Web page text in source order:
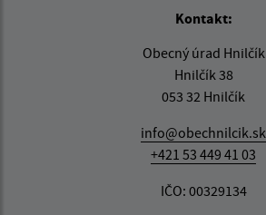
Kontakt:
Obecný úrad Hnilčík
Hnilčík 38
053 32 Hnilčík
info@obechnilcik.sk
+421 53 449 41 03
IČO: 00329134